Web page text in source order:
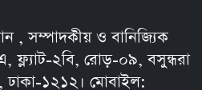
, সম্পাদকীয় ও বানিজ্যিক
ফ্ল্যাট-২বি, রোড়-০৯, বসুন্ধরা
১২১২। মোবাইল: